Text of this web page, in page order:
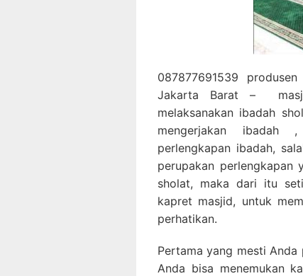
087877691539
Jakarta Barat –
melaksanakan ibadah
mengerjakan ibadah
perlengkapan ibadah,
perupakan perlengkapan
sholat, maka dari itu
kapret masjid, untuk
perhatikan.
Pertama yang mesti
Anda bisa menemukan